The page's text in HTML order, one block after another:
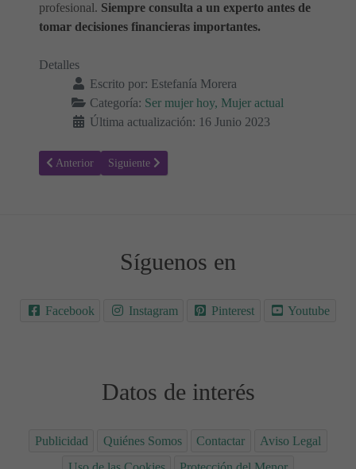
profesional. Siempre consulta a un experto antes de
tomar decisiones financieras importantes.
Detalles
Escrito por: Estefanía Morera
Categoría: Ser mujer hoy, Mujer actual
Última actualización: 16 Junio 2023
Artículo anterior: 🔍 Claves para Encontrar Trabajo en 2025 🔍
Anterior Artículo siguiente: Desamor, Señales de que ya no
Siguiente
Síguenos en
Facebook Instagram Pinterest Youtube
Datos de interés
Publicidad Quiénes Somos Contactar
Aviso Legal